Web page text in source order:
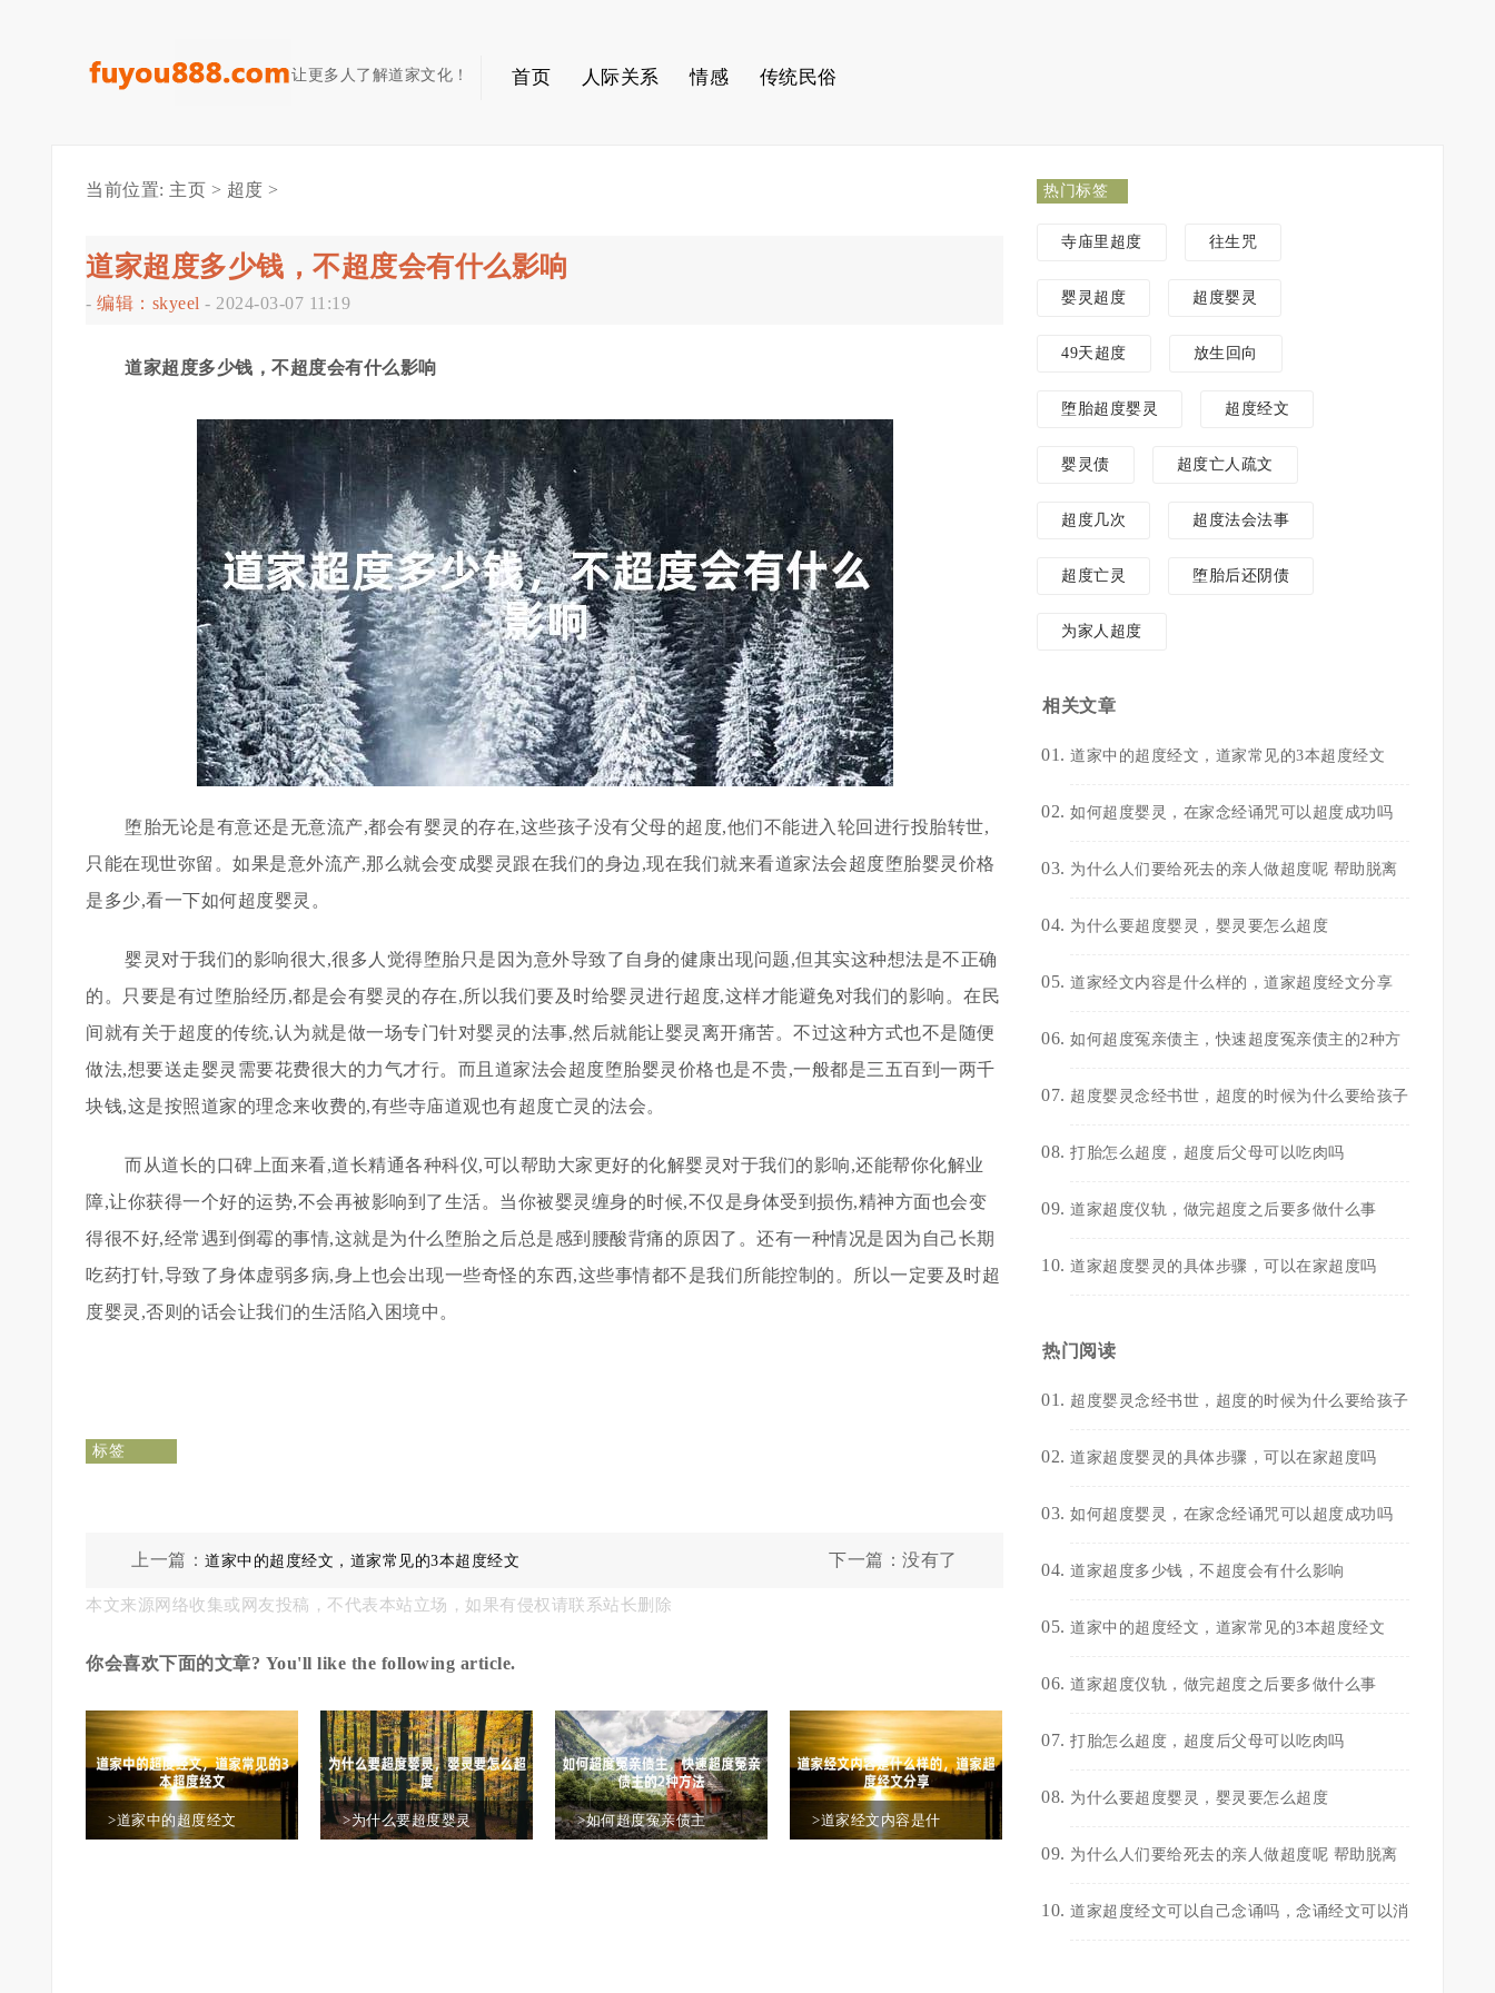
让更多人了解道家文化！ 首页 人际关系 情感 传统民俗
当前位置: 主页 > 超度 >
道家超度多少钱，不超度会有什么影响
- 编辑：skyeel - 2024-03-07 11:19
道家超度多少钱，不超度会有什么影响
堕胎无论是有意还是无意流产,都会有婴灵的存在,这些孩子没有父母的超度,他们不能进入轮回进行投胎转世,
只能在现世弥留。如果是意外流产,那么就会变成婴灵跟在我们的身边,现在我们就来看道家法会超度堕胎婴灵价格
是多少,看一下如何超度婴灵。
婴灵对于我们的影响很大,很多人觉得堕胎只是因为意外导致了自身的健康出现问题,但其实这种想法是不正确
的。只要是有过堕胎经历,都是会有婴灵的存在,所以我们要及时给婴灵进行超度,这样才能避免对我们的影响。在民
间就有关于超度的传统,认为就是做一场专门针对婴灵的法事,然后就能让婴灵离开痛苦。不过这种方式也不是随便
做法,想要送走婴灵需要花费很大的力气才行。而且道家法会超度堕胎婴灵价格也是不贵,一般都是三五百到一两千
块钱,这是按照道家的理念来收费的,有些寺庙道观也有超度亡灵的法会。
而从道长的口碑上面来看,道长精通各种科仪,可以帮助大家更好的化解婴灵对于我们的影响,还能帮你化解业
障,让你获得一个好的运势,不会再被影响到了生活。当你被婴灵缠身的时候,不仅是身体受到损伤,精神方面也会变
得很不好,经常遇到倒霉的事情,这就是为什么堕胎之后总是感到腰酸背痛的原因了。还有一种情况是因为自己长期
吃药打针,导致了身体虚弱多病,身上也会出现一些奇怪的东西,这些事情都不是我们所能控制的。所以一定要及时超
度婴灵,否则的话会让我们的生活陷入困境中。
标签
上一篇：道家中的超度经文，道家常见的3本超度经文 下一篇：没有了
本文来源网络收集或网友投稿，不代表本站立场，如果有侵权请联系站长删除
你会喜欢下面的文章? You'll like the following article.
>道家中的超度经文 >为什么要超度婴灵 >如何超度冤亲债主 >道家经文内容是什
热门标签
寺庙里超度 往生咒
婴灵超度 超度婴灵
49天超度 放生回向
堕胎超度婴灵 超度经文
婴灵债 超度亡人疏文
超度几次 超度法会法事
超度亡灵 堕胎后还阴债
为家人超度
相关文章
道家中的超度经文，道家常见的3本超度经文
如何超度婴灵，在家念经诵咒可以超度成功吗
为什么人们要给死去的亲人做超度呢 帮助脱离
为什么要超度婴灵，婴灵要怎么超度
道家经文内容是什么样的，道家超度经文分享
如何超度冤亲债主，快速超度冤亲债主的2种方
超度婴灵念经书世，超度的时候为什么要给孩子
打胎怎么超度，超度后父母可以吃肉吗
道家超度仪轨，做完超度之后要多做什么事
道家超度婴灵的具体步骤，可以在家超度吗
热门阅读
超度婴灵念经书世，超度的时候为什么要给孩子
道家超度婴灵的具体步骤，可以在家超度吗
如何超度婴灵，在家念经诵咒可以超度成功吗
道家超度多少钱，不超度会有什么影响
道家中的超度经文，道家常见的3本超度经文
道家超度仪轨，做完超度之后要多做什么事
打胎怎么超度，超度后父母可以吃肉吗
为什么要超度婴灵，婴灵要怎么超度
为什么人们要给死去的亲人做超度呢 帮助脱离
道家超度经文可以自己念诵吗，念诵经文可以消